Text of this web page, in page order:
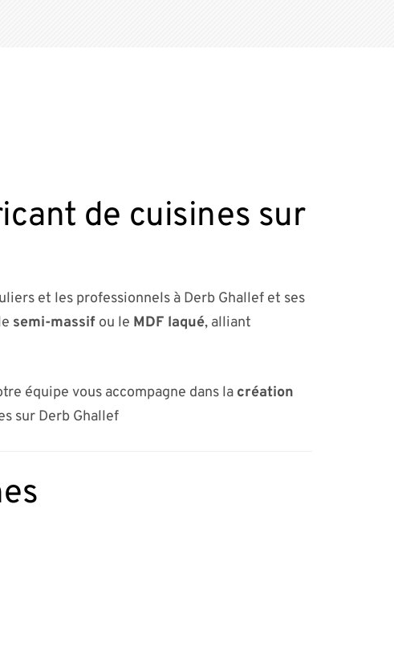
de cuisines sur
et les professionnels à Derb Ghallef et ses
semi-massif ou le MDF laqué, alliant
équipe vous accompagne dans la création
sur Derb Ghallef